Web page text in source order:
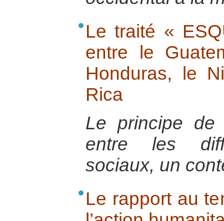
Le traité «
entre le
Honduras, le
Rica
Le principe de
entre les
sociaux, un
Le rapport au